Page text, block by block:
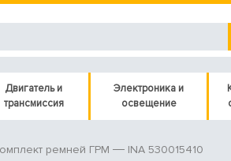
Двигатель и
трансмиссия
Электроника и
освещение
ремней ГРМ INA 530015410